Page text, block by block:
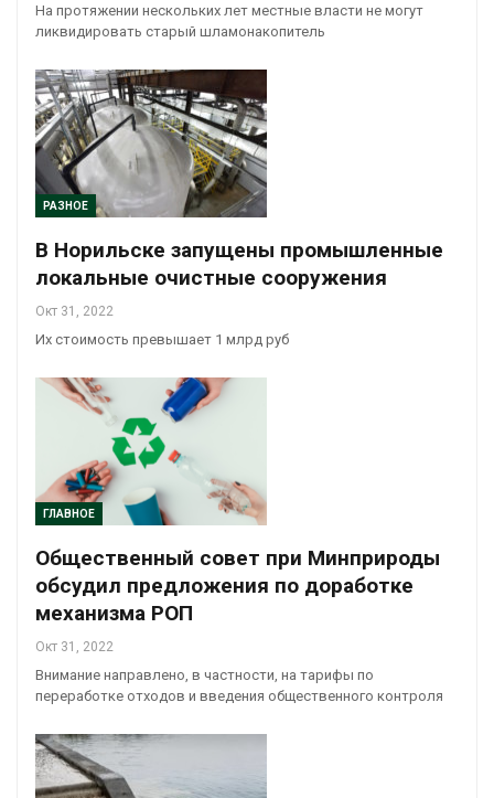
На протяжении нескольких лет местные власти не могут
ликвидировать старый шламонакопитель
РАЗНОЕ
В Норильске запущены промышленные
локальные очистные сооружения
Окт 31, 2022
Их стоимость превышает 1 млрд руб
ГЛАВНОЕ
Общественный совет при Минприроды
обсудил предложения по доработке
механизма РОП
Окт 31, 2022
Внимание направлено, в частности, на тарифы по
переработке отходов и введения общественного контроля